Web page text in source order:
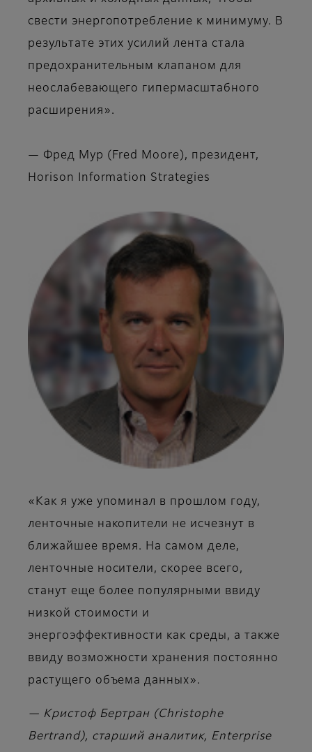
свести энергопотребление к минимуму. В
результате этих усилий лента стала
предохранительным клапаном для
неослабевающего гипермасштабного
расширения».
— Фред Мур (Fred Moore), президент,
Horison Information Strategies
«Как я уже упоминал в прошлом году,
ленточные накопители не исчезнут в
ближайшее время. На самом деле,
ленточные носители, скорее всего,
станут еще более популярными ввиду
низкой стоимости и
энергоэффективности как среды, а также
ввиду возможности хранения постоянно
растущего объема данных».
— Кристоф Бертран (Christophe
Bertrand), старший аналитик, Enterprise